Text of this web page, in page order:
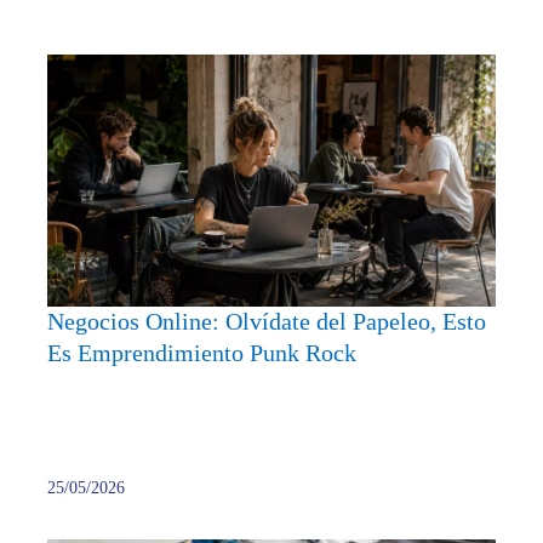
del
Es
Negocios Online: Olvídate del Papeleo, Esto
Es Emprendimiento Punk Rock
25/05/2026